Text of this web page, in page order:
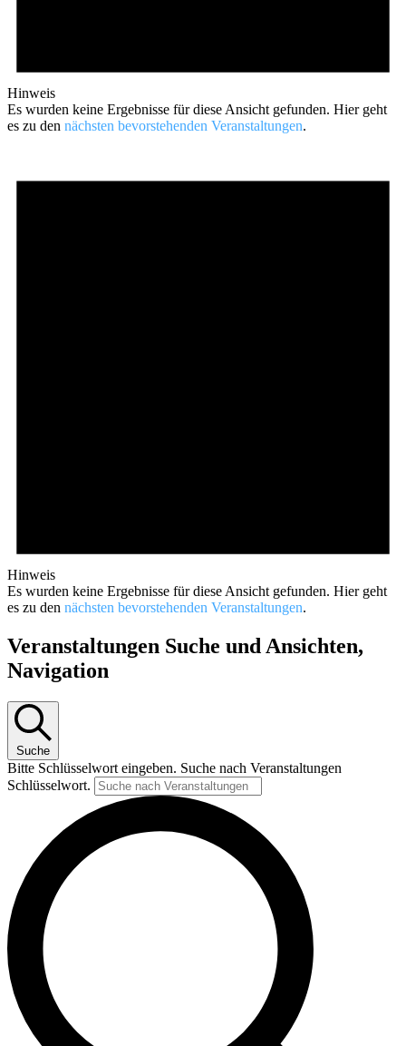
Hinweis
Es wurden keine Ergebnisse für diese Ansicht gefunden. Hier geht
es zu den nächsten bevorstehenden Veranstaltungen.
Hinweis
Es wurden keine Ergebnisse für diese Ansicht gefunden. Hier geht
es zu den nächsten bevorstehenden Veranstaltungen.
Veranstaltungen Suche und Ansichten,
Navigation
Suche
Bitte Schlüsselwort eingeben. Suche nach Veranstaltungen
Schlüsselwort.